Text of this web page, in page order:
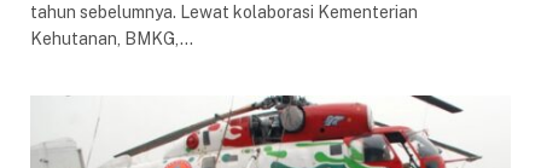
tahun sebelumnya. Lewat kolaborasi Kementerian
Kehutanan, BMKG,…